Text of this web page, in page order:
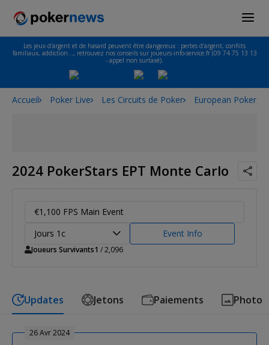
Les jeux d'argent et de hasard peuvent être dangereux : pertes d'argent, conflits
familiaux, addiction…, retrouvez nos conseils sur joueurs-info-service.fr (09 74 75 13 13
- appel non surtaxé).
Accueil Poker Live Les Circuits de Poker European Poker
2024 PokerStars EPT Monte Carlo
€1,100 FPS Main Event
Jours 1c
Event Info
Joueurs Survivants1 / 2,096
Updates Jetons Paiements Photo
26 Avr 2024